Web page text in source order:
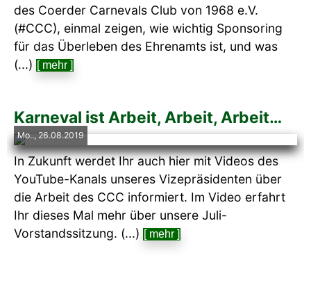
des Coerder Carnevals Club von 1968 e.V.
(#CCC), einmal zeigen, wie wichtig Sponsoring
für das Überleben des Ehrenamts ist, und was
(...) [ mehr ]
Karneval ist Arbeit, Arbeit, Arbeit…
Mo.., 26.08.2019
In Zukunft werdet Ihr auch hier mit Videos des
YouTube-Kanals unseres Vizepräsidenten über
die Arbeit des CCC informiert. Im Video erfahrt
Ihr dieses Mal mehr über unsere Juli-
Vorstandssitzung. (...) [ mehr ]